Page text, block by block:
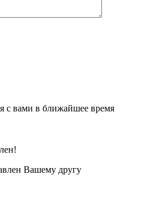
с вами в ближайшее время
Вашему другу